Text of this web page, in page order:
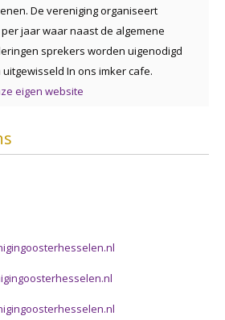
De vereniging organiseert
jaar waar naast de algemene
sprekers worden uigenodigd
In ons imker cafe.
eigen website